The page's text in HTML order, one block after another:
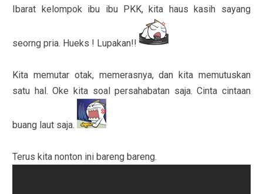
Ibarat kelompok ibu ibu PKK, kita haus kasih sayang
seorng pria. Hueks ! Lupakan!!
Kita memutar otak, memerasnya, dan kita memutuskan
satu hal. Oke kita soal persahabatan saja. Cinta cintaan
buang laut saja.
Terus kita nonton ini bareng bareng.